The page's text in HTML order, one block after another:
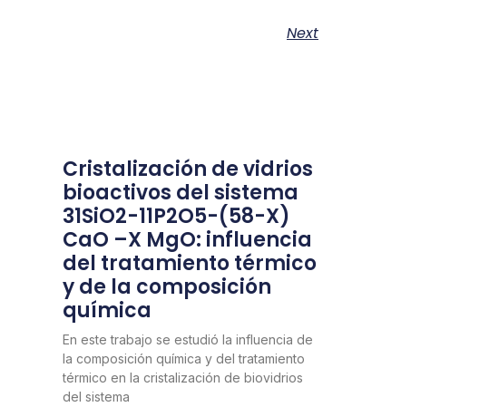
Next
Cristalización de vidrios
bioactivos del sistema
31SiO2-11P2O5-(58-X)
CaO –X MgO: influencia
del tratamiento térmico
y de la composición
química
En este trabajo se estudió la influencia de
la composición química y del tratamiento
térmico en la cristalización de biovidrios
del sistema